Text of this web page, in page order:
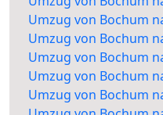
Umzug von Bochum
Umzug von Bochum
Umzug von Bochum
Umzug von Bochum
Umzug von Bochum